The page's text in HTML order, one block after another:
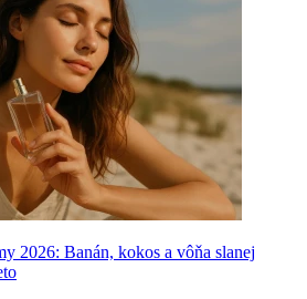
2026: Banán, kokos a vôňa slanej